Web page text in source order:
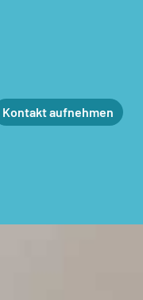
Kontakt aufnehmen